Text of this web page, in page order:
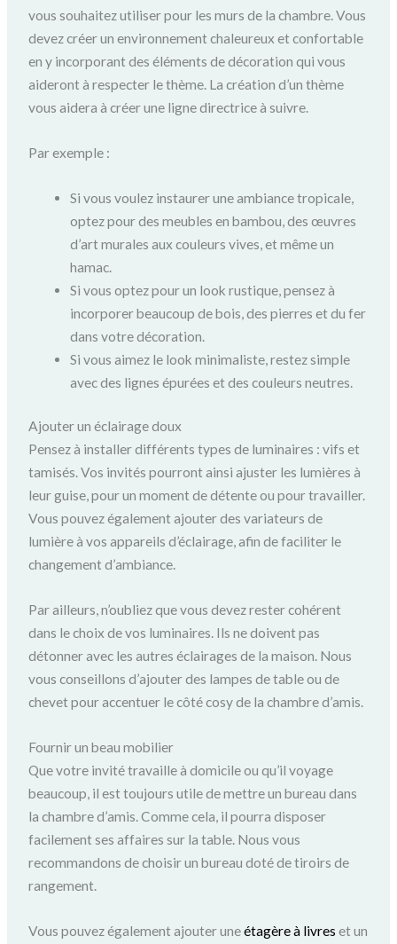
vous souhaitez utiliser pour les murs de la chambre. Vous
devez créer un environnement chaleureux et confortable
en y incorporant des éléments de décoration qui vous
aideront à respecter le thème. La création d’un thème
vous aidera à créer une ligne directrice à suivre.
Par exemple :
Si vous voulez instaurer une ambiance tropicale,
optez pour des meubles en bambou, des œuvres
d’art murales aux couleurs vives, et même un
hamac.
Si vous optez pour un look rustique, pensez à
incorporer beaucoup de bois, des pierres et du fer
dans votre décoration.
Si vous aimez le look minimaliste, restez simple
avec des lignes épurées et des couleurs neutres.
Ajouter un éclairage doux
Pensez à installer différents types de luminaires : vifs et
tamisés. Vos invités pourront ainsi ajuster les lumières à
leur guise, pour un moment de détente ou pour travailler.
Vous pouvez également ajouter des variateurs de
lumière à vos appareils d’éclairage, afin de faciliter le
changement d’ambiance.
Par ailleurs, n’oubliez que vous devez rester cohérent
dans le choix de vos luminaires. Ils ne doivent pas
détonner avec les autres éclairages de la maison. Nous
vous conseillons d’ajouter des lampes de table ou de
chevet pour accentuer le côté cosy de la chambre d’amis.
Fournir un beau mobilier
Que votre invité travaille à domicile ou qu’il voyage
beaucoup, il est toujours utile de mettre un bureau dans
la chambre d’amis. Comme cela, il pourra disposer
facilement ses affaires sur la table. Nous vous
recommandons de choisir un bureau doté de tiroirs de
rangement.
Vous pouvez également ajouter uneétagère à livres et un